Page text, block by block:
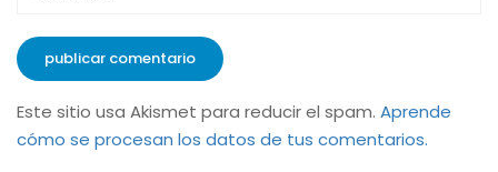
Este sitio usa Akismet para reducir el spam. Aprende
cómo se procesan los datos de tus comentarios.